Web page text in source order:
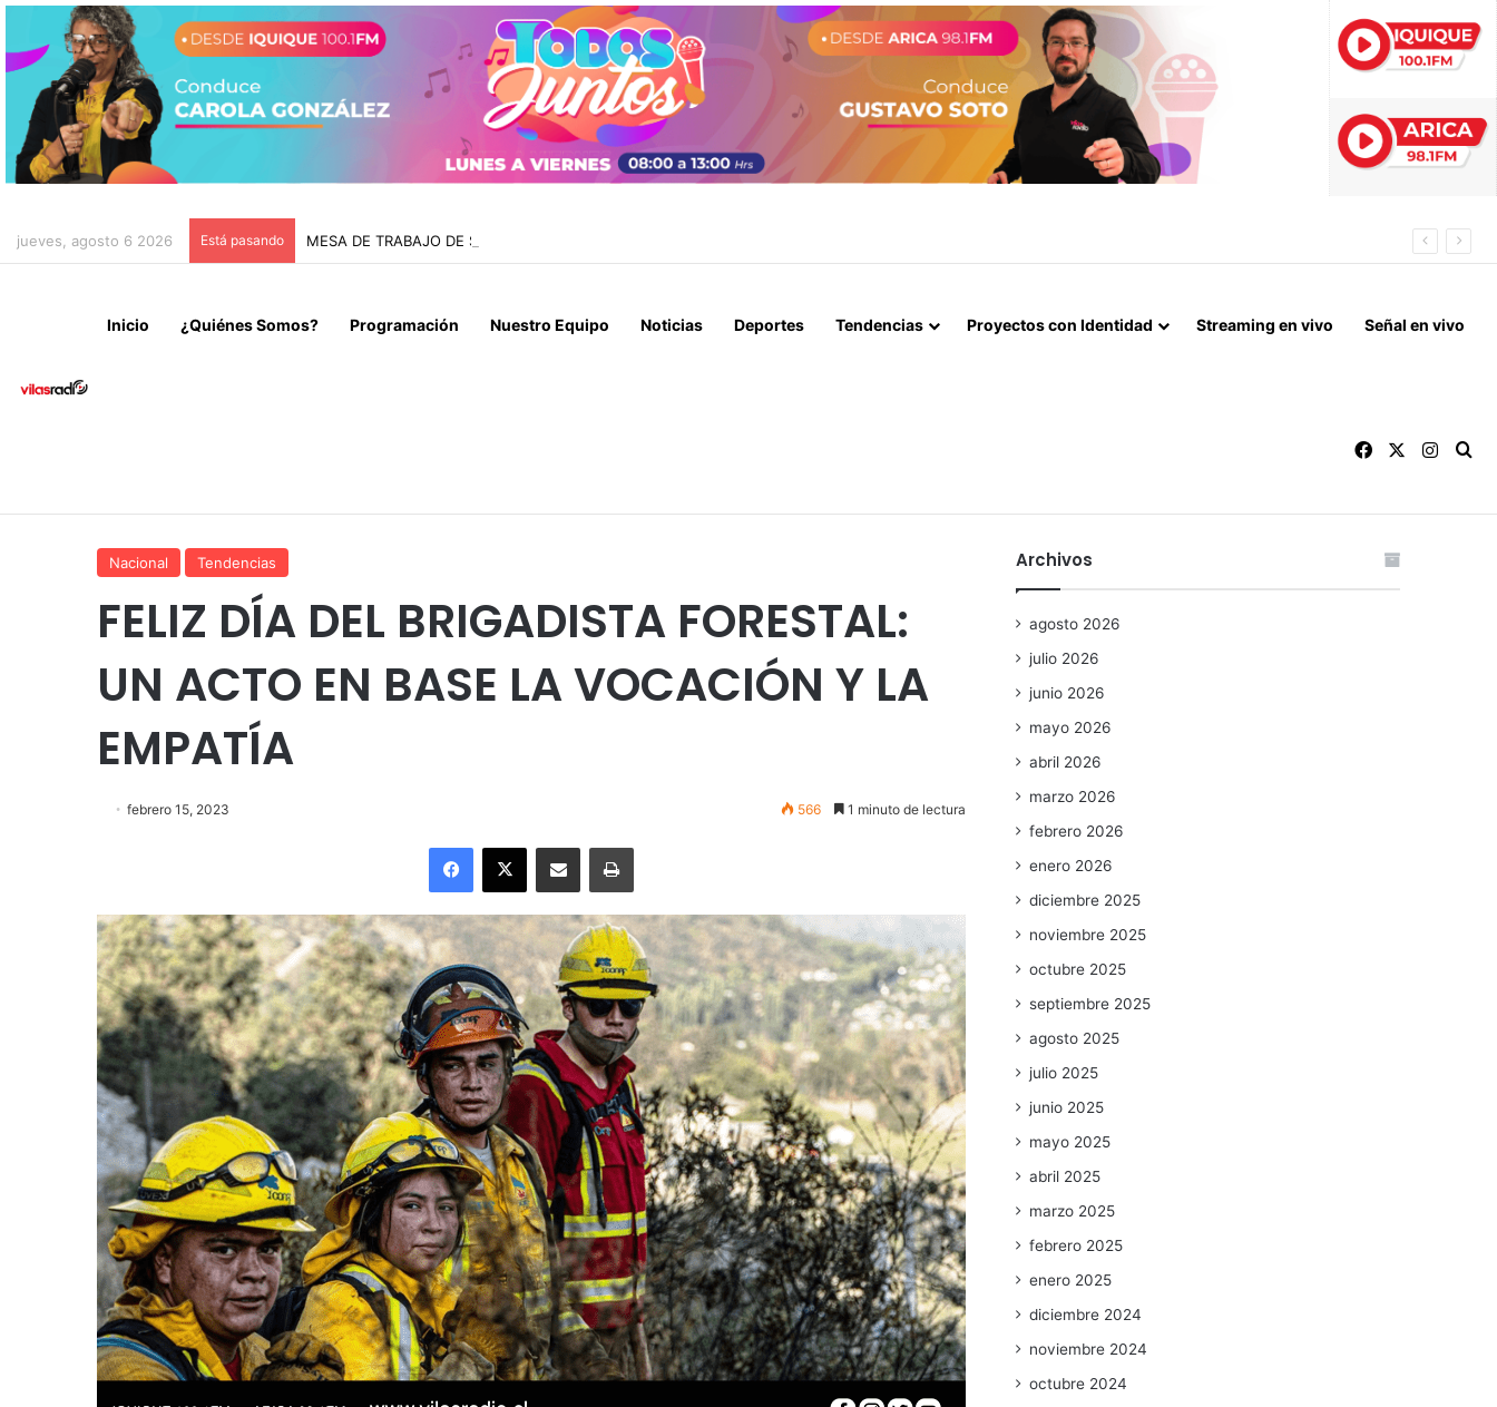
jueves, agosto 6 2026 Está pasando MESA DE TRABAJO DE SAN LORENZO DESMIENTE AUTORIZACIÓN DE «ENTRADA DE LOLITOS» PARA EL DOMINGO
Inicio ¿Quiénes Somos? Programación Nuestro Equipo Noticias Deportes Tendencias Proyectos con Identidad Streaming en vivo Señal en vivo
Facebook
Nacional Tendencias
FELIZ DÍA DEL BRIGADISTA FORESTAL:
UN ACTO EN BASE LA VOCACIÓN Y LA
EMPATÍA
febrero 15, 2023 566 1 minuto de lectura
Facebook
X Enviar vía email Imprimir
Archivos
agosto 2026
julio 2026
junio 2026
mayo 2026
abril 2026
marzo 2026
febrero 2026
enero 2026
diciembre 2025
noviembre 2025
octubre 2025
septiembre 2025
agosto 2025
julio 2025
junio 2025
mayo 2025
abril 2025
marzo 2025
febrero 2025
enero 2025
diciembre 2024
noviembre 2024
octubre 2024